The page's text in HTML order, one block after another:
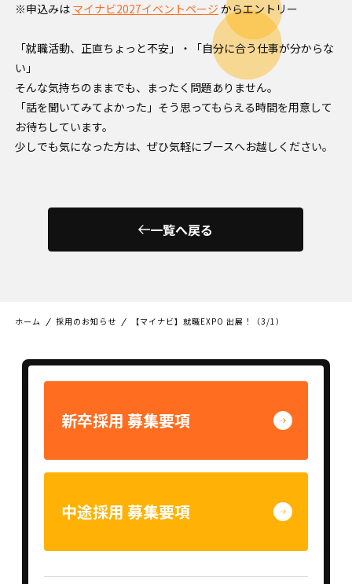
※申込みは マイナビ2027イベントページ からエントリー
「就職活動、正直ちょっと不安」・「自分に合う仕事が分からな
い」
そんな気持ちのままでも、まったく問題ありません。
「話を聞いてみてよかった」そう思ってもらえる時間を用意して
お待ちしています。
少しでも気になった方は、ぜひ気軽にブースへお越しください。
一覧へ戻る
ホーム 採用のお知らせ 【マイナビ】就職EXPO 出展！（3/1）
新卒採用 募集要項
中途採用 募集要項